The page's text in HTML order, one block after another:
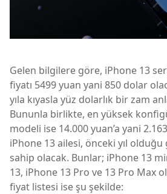
Gelen bilgilere göre, iPhone 13
fiyatı 5499 yuan yani 850 dolar
yıla kıyasla yüz dolarlık bir zam
Bununla birlikte, en yüksek
modeli ise 14.000 yuan’a yani
iPhone 13 ailesi, önceki yıl
sahip olacak. Bunlar; iPhone 13
13, iPhone 13 Pro ve 13 Pro Max
fiyat listesi ise şu şekilde: